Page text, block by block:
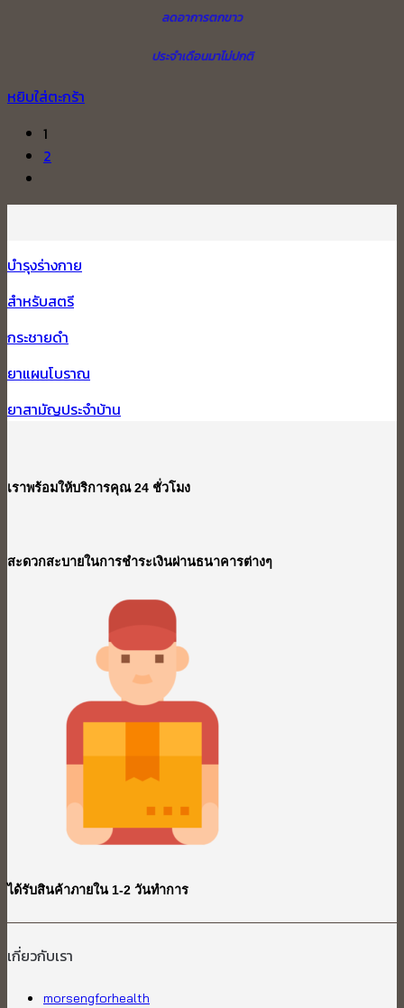
ลดอาการตกขาว
ประจำเดือนมาไม่ปกติ
หยิบใส่ตะกร้า
1
2
บำรุงร่างกาย
สำหรับสตรี
กระชายดำ
ยาแผนโบราณ
ยาสามัญประจำบ้าน
เราพร้อมให้บริการคุณ 24 ชั่วโมง
สะดวกสะบายในการชำระเงินผ่านธนาคารต่างๆ
ได้รับสินค้าภายใน 1-2 วันทำการ
เกี่ยวกับเรา​
morsengforhealth